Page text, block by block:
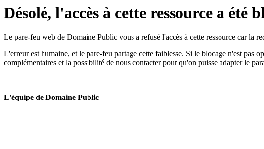
Désolé, l'accès à cette ressource a été
Le pare-feu web de Domaine Public vous a refusé l'accès à cette ressource car la
L'erreur est humaine, et le pare-feu partage cette faiblesse. Si le blocage n'est pas
complémentaires et la possibilité de nous contacter pour qu'on puisse adapter le
L'équipe de Domaine Public